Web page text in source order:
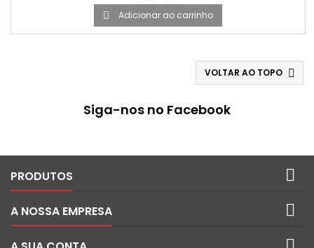
 Adicionar ao carrinho
VOLTAR AO TOPO 
Siga-nos no Facebook
PRODUTOS 
A NOSSA EMPRESA 